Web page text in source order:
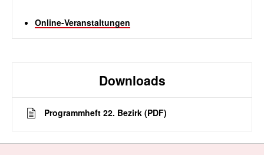
Online-Veranstaltungen
Downloads
Programmheft 22. Bezirk (PDF)